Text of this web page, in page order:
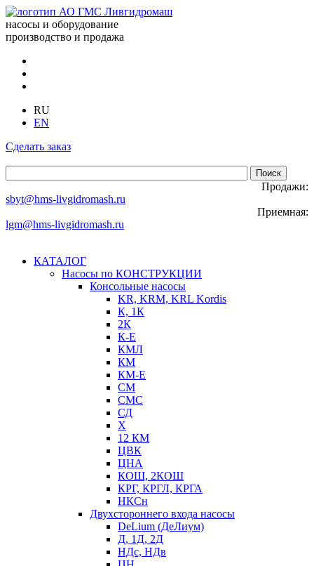
насосы и оборудование
производство и продажа
RU
EN
Сделать заказ
Продажи:
sbyt@hms-livgidromash.ru
Приемная:
lgm@hms-livgidromash.ru
КАТАЛОГ
Насосы по КОНСТРУКЦИИ
Консольные насосы
KR, KRM, KRL Kordis
К, 1К
2К
К-Е
КМЛ
КМ
КМ-Е
СМ
СМС
СД
Х
12 КМ
ЦВК
ЦНА
КОШ, 2КОШ
КРГ, КРГЛ, КРГА
НКСн
Двухстороннего входа насосы
DeLium (ДеЛиум)
Д, 1Д, 2Д
НДс, НДв